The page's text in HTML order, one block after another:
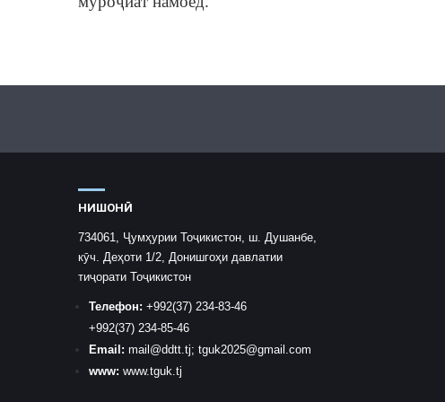
НИШОНӢ
734061, Ҷумҳурии Тоҷикистон, ш. Душанбе,
кӯч. Деҳоти 1/2, Донишгоҳи давлатии
тиҷорати Тоҷикистон
Телефон: +992(37) 234-83-46
+992(37) 234-85-46
Email: mail @ddtt.tj; tguk2025@gmail.com
www: www.tguk.tj